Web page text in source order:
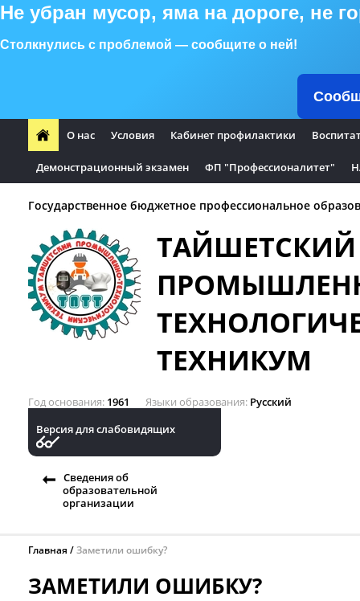
Не убран мусор, яма на дороге, не
Столкнулись с проблемой — сообщите о ней!
О нас Условия Кабинет профилактики
Демонстрационный экзамен ФП "Профессионалитет"
Государственное бюджетное профессиональное
ТАЙШЕТСКИЙ
ТЕХНИКУМ
Год основания 1961 Языки образования Русский
Версия для слабовидящих
Сведения об
образовательной
организации
Главная Заметили ошибку?
ЗАМЕТИЛИ ОШИБКУ?